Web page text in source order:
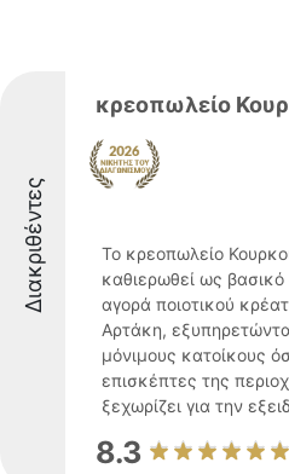
Διακριθέντες
κρεοπωλείο
Το κρεοπωλείο
καθιερωθεί ως βασικό
αγορά ποιοτικού
Αρτάκη,
μόνιμους κατοίκους
επισκέπτες της
ξεχωρίζει για την
8.3